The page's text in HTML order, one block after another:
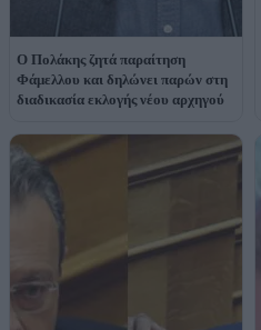
Ο Πολάκης ζητά παραίτηση
Φάμελλου και δηλώνει παρών στη
διαδικασία εκλογής νέου αρχηγού